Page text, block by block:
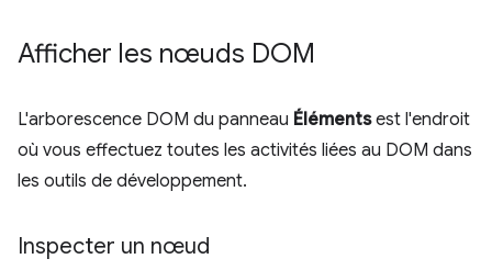
Afficher les nœuds DOM
L'arborescence DOM du panneau Élémentsest l'endroit
où vous effectuez toutes les activités liées au DOM dans
les outils de développement.
Inspecter un nœud